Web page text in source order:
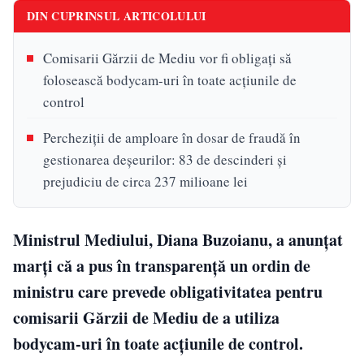
DIN CUPRINSUL ARTICOLULUI
Comisarii Gărzii de Mediu vor fi obligați să
folosească bodycam-uri în toate acţiunile de
control
Percheziții de amploare în dosar de fraudă în
gestionarea deșeurilor: 83 de descinderi și
prejudiciu de circa 237 milioane lei
Ministrul Mediului, Diana Buzoianu, a anunțat
marți că a pus în transparență un ordin de
ministru care prevede obligativitatea pentru
comisarii Gărzii de Mediu de a utiliza
bodycam-uri în toate acțiunile de control.